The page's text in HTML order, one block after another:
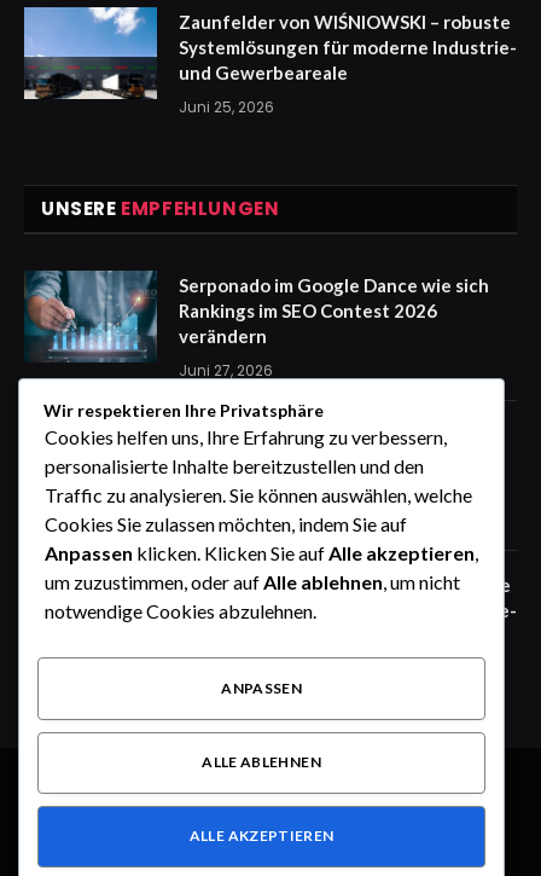
Zaunfelder von WIŚNIOWSKI – robuste
Systemlösungen für moderne Industrie-
und Gewerbeareale
Juni 25, 2026
UNSERE EMPFEHLUNGEN
Serponado im Google Dance wie sich
Rankings im SEO Contest 2026
verändern
Juni 27, 2026
Zaunfelder von WIŚNIOWSKI –
professionelle Lösungen für sichere
Unternehmensgelände
Juni 25, 2026
Zaunfelder von WIŚNIOWSKI – robuste
Systemlösungen für moderne Industrie-
© 2026 Alle Rechte vorbehalten.Heute im Fokus
Wir respektieren Ihre Privatsphäre
Cookies helfen uns, Ihre Erfahrung zu verbessern,
personalisierte Inhalte bereitzustellen und den
Traffic zu analysieren. Sie können auswählen, welche
Cookies Sie zulassen möchten, indem Sie auf
Anpassen klicken. Klicken Sie aufAlle akzeptieren,
um zuzustimmen, oder aufAlle ablehnen, um nicht
notwendige Cookies abzulehnen.
ANPASSEN
ALLE ABLEHNEN
ALLE AKZEPTIEREN